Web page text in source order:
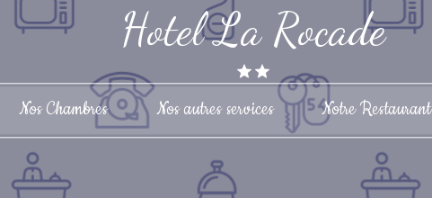
Hotel La Rocade
Nos Chambres Nos autres services Notre Restaurant